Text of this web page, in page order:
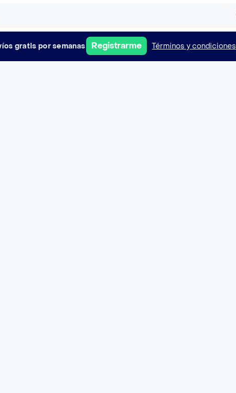
gratis por semanas Registrarme Términos y condiciones